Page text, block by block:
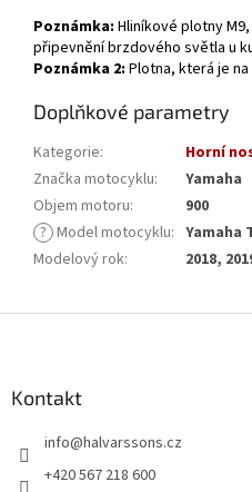
Poznámka: Hliníkové plotny
připevnění brzdového světla u
Poznámka 2: Plotna, která je
Doplňkové parametry
Kategorie:
Horní
Značka motocyklu:
Yamaha
Objem motoru:
900
? Model motocyklu: Yamaha
Modelový rok: 2018,
Kontakt
info@halvarssons.cz
+420 567 218 600